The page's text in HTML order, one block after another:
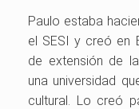
Paulo estaba
el SESI y creó en
de extensión de
una universidad
cultural. Lo creó